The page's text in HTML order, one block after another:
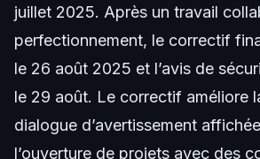
juillet 2025. Après un travail
perfectionnement, le correctif
le 26 août 2025 et l’avis de
le 29 août. Le correctif améliore
dialogue d’avertissement
l’ouverture de projets avec des